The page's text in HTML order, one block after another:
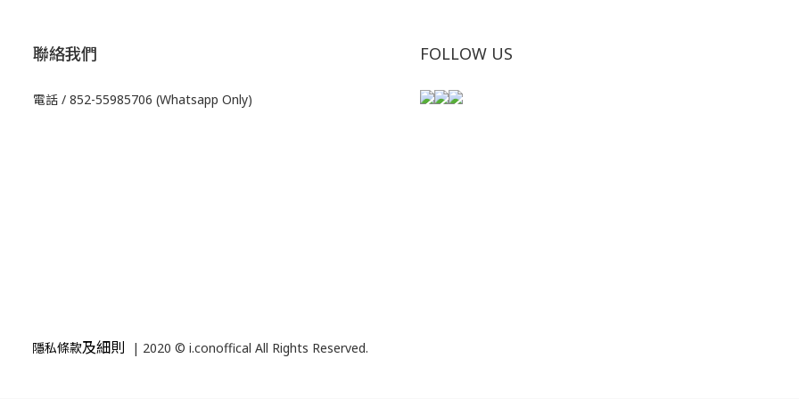
聯絡我們
電話 / 852-55985706 (Whatsapp Only)
FOLLOW US
隱私條款及細則 | 2020 © i.conoffical All Rights Reserved.